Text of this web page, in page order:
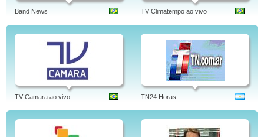
Band News TV Climatempo ao vivo
TV Camara ao vivo TN24 Horas